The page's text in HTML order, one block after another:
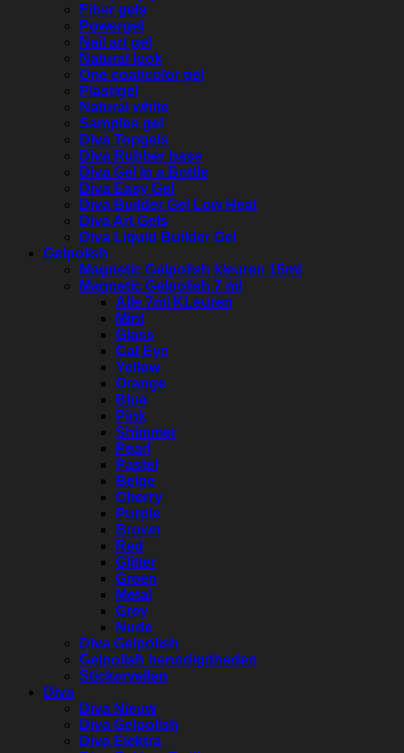
Fiber gels
Powergel
Nail art gel
Natural look
One coat/color gel
Plastigel
Natural white
Samples gel
Diva Topgels
Diva Rubber base
Diva Gel in a Bottle
Diva Easy Gel
Diva Builder Gel Low Heat
Diva Art Gels
Diva Liquid Builder Gel
Gelpolish
Magnetic Gelpolish kleuren 15ml
Magnetic Gelpolish 7 ml
Alle 7ml KLeuren
Mint
Glass
Cat Eye
Yellow
Orange
Blue
Pink
Shimmer
Pearl
Pastel
Beige
Cherry
Purple
Brown
Red
Glitter
Green
Metal
Grey
Nude
Diva Gelpolish
Gelpolish benodigdheden
Stickervellen
Diva
Diva Nieuw
Diva Gelpolish
Diva Elektra